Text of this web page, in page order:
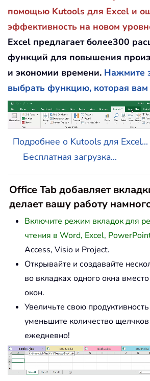
помощью Kutools для Excel и
эффективность на новом
Excel предлагает более300
функций для повышения
и экономии времени. Нажмите
выбрать функцию, которая вам
Подробнее о Kutools для Excel...
Бесплатная загрузка...
Office Tab добавляет
делает вашу работу
Включите режим вкладок для
чтения в Word, Excel,
Access, Visio и Project.
Открывайте и создавайте
во вкладках одного окна
окон.
Увеличьте свою
уменьшите количество
ежедневно!